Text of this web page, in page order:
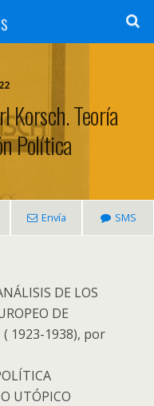
Korsch. Teoría
Política
Envía SMS
DE LOS
DE
( 1923-1938), por
UTÓPICO